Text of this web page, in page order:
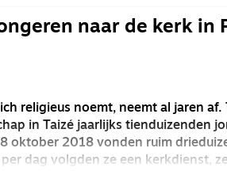
naar de kerk in
religieus noemt, neemt al jaren af.
in Taizé jaarlijks tienduizenden
oktober 2018 vonden ruim
dag volgden ze een kerkdienst,